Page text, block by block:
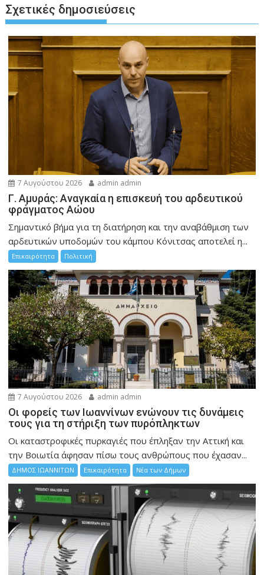
Σχετικές δημοσιεύσεις
7 Αυγούστου 2026 admin admin
Γ. Αμυράς: Αναγκαία η επισκευή του αρδευτικού
φράγματος Αώου
Σημαντικό βήμα για τη διατήρηση και την αναβάθμιση των
αρδευτικών υποδομών του κάμπου Κόνιτσας αποτελεί η...
Επικαιρότητα Πολιτική
7 Αυγούστου 2026 admin admin
Οι φορείς των Ιωαννίνων ενώνουν τις δυνάμεις
τους για τη στήριξη των πυρόπληκτων
Οι καταστροφικές πυρκαγιές που έπληξαν την Αττική και
την Bοιωτία άφησαν πίσω τους ανθρώπους που έχασαν...
ΔΗΜΟΣ ΙΩΑΝΝΙΤΩΝ Επικαιρότητα Νέα των Δήμων